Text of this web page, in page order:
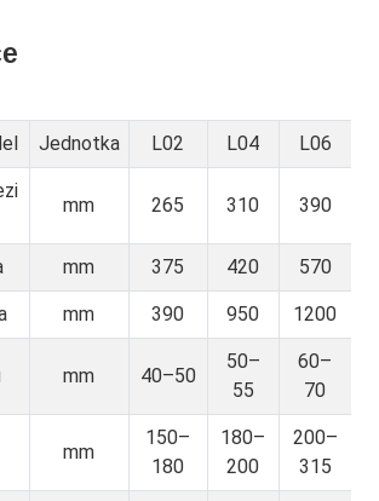
Jednotka L02 L04 L06
mm 265 310 390
mm 375 420 570
mm 390 950 1200
mm 40–50
50–
55
60–
70
mm
150–
180
180–
200
200–
315